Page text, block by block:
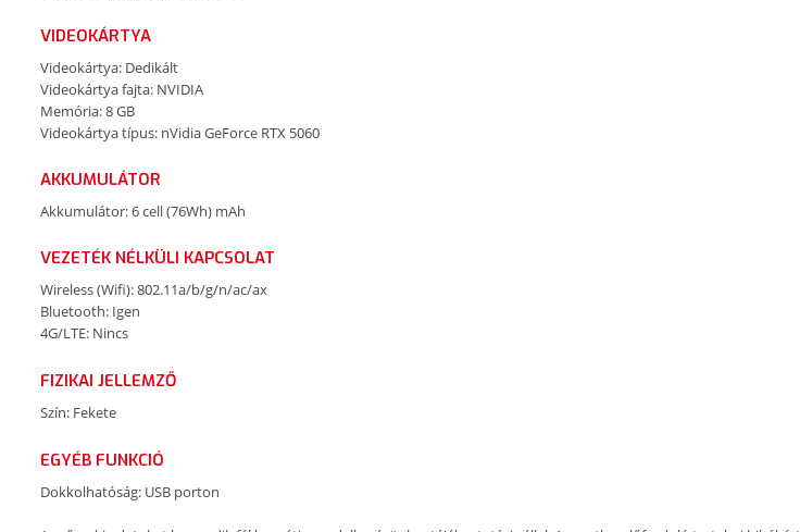
VIDEOKÁRTYA
Videokártya: Dedikált
Videokártya fajta: NVIDIA
Memória: 8 GB
Videokártya típus: nVidia GeForce RTX 5060
AKKUMULÁTOR
Akkumulátor: 6 cell (76Wh) mAh
VEZETÉK NÉLKÜLI KAPCSOLAT
Wireless (Wifi): 802.11a/b/g/n/ac/ax
Bluetooth: Igen
4G/LTE: Nincs
FIZIKAI JELLEMZŐ
Szín: Fekete
EGYÉB FUNKCIÓ
Dokkolhatóság: USB porton